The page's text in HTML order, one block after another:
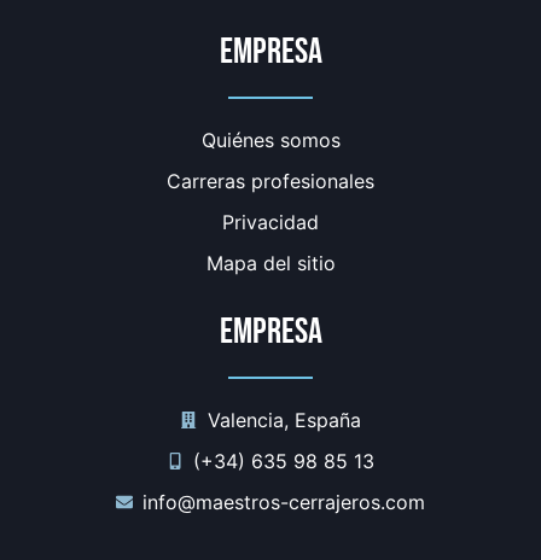
Empresa
Quiénes somos
Carreras profesionales
Privacidad
Mapa del sitio
Empresa
Valencia, España
(+34) 635 98 85 13
info@maestros-cerrajeros.com